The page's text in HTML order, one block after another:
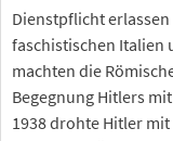
Dienstpflicht
faschistischen Italien
machten die
Begegnung Hitlers
1938 drohte Hitler